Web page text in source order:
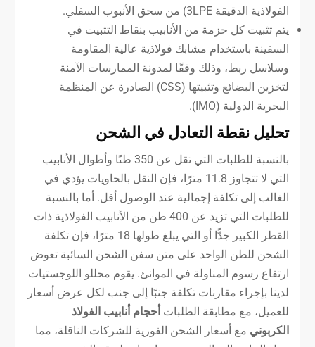
الفولاذية الدقيقة 3LPE) من سحق الأنبوب السفلي.
يتم تثبيت كل حزمة من الأنابيب بنقاط التثبيت في
السفينة باستخدام مشابك فولاذية عالية المقاومة
وسلاسل ربط، وذلك وفقًا لمدونة الممارسات الآمنة
لتخزين البضائع وتثبيتها (CSS) الصادرة عن المنظمة
البحرية الدولية (IMO).
تحليل نقطة التعادل في الشحن
بالنسبة للطلبات التي تقل عن 350 طنًا وأطوال الأنابيب
التي لا تتجاوز 11.8 مترًا، فإن النقل بالحاويات يؤدي في
الغالب إلى تكلفة إجمالية عند الوصول أقل. أما بالنسبة
للطلبات التي تزيد عن 400 طن من الأنابيب الفولاذية ذات
القطر الكبير جدًّا أو التي يبلغ طولها 18 مترًا، فإن تكلفة
الشحن للطن الواحد على متن سفن الشحن السائبة تعوض
ارتفاع رسوم المناولة في الموانئ. يقوم محللو اللوجستيات
لدينا بإجراء مقارنات تكلفة جنبًا إلى جنب لكل عرض أسعار
للعميل، مع مطابقة الطلبات أحجام أنابيب الفولاذ
الكربوني مع أسعار الشحن الفورية للشركات الناقلة، مما